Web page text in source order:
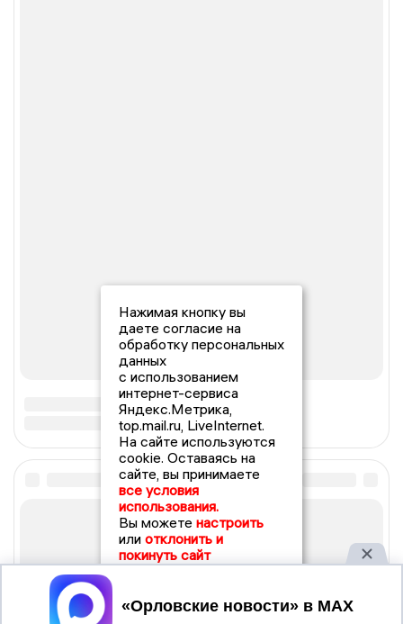
Нажимая кнопку вы
даете согласие на
обработку персональных
данных
с использованием
интернет-сервиса
Яндекс.Метрика,
top.mail.ru, LiveInternet.
На сайте используются
cookie. Оставаясь на
сайте, вы принимаете
все условия
использования.
Вы можете настроить
или отклонить и
покинуть сайт
Принять